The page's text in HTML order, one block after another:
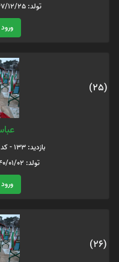
تولد: 1347/12/25 فوت: 1363/06/26
(25)
بازدید: 133 - کد متوفی: 5064183
تولد: 1340/01/02 فوت: 1363/12/22
(26)